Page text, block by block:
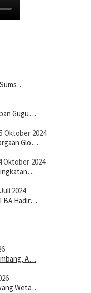
Gugu…
Oktober 2024
Glo…
Oktober 2024
2024
Hadir…
A…
Weta…